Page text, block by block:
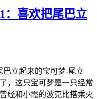
：喜欢把尾巴立
巴立起来的宝可梦-尾立
，这只宝可梦是一只经常
经和小霞的波克比搭乘火